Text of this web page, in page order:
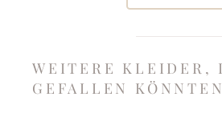
WEITERE KLEIDER,
GEFALLEN